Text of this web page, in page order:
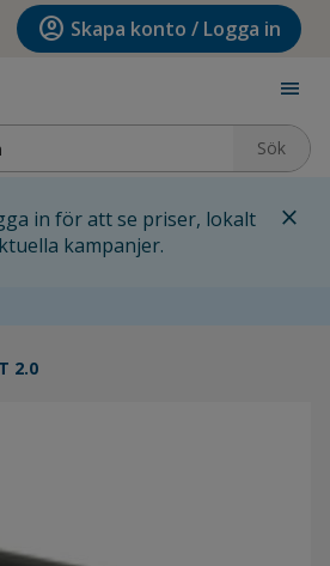
account_circle Skapa konto / Logga in
menu
Sök
in för att se priser, lokalt
kampanjer.
close
2.0